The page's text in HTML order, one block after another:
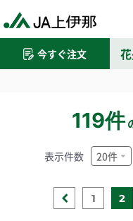
今すぐ注文
119件
1 2
表示件数